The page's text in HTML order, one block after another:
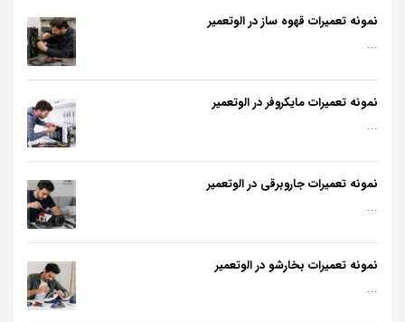
نمونه تعمیرات قهوه ساز در الوتعمیر
...
نمونه تعمیرات مایکروفر در الوتعمیر
...
نمونه تعمیرات جاروبرقی در الوتعمیر
...
نمونه تعمیرات بخارشو در الوتعمیر
...